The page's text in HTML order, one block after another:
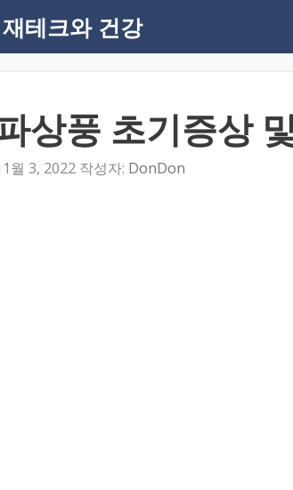
재테크와 건강
상풍 초기증상
월 3, 2022 작성자: DonDon